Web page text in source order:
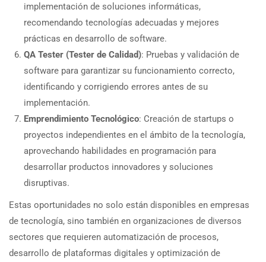
implementación de soluciones informáticas,
recomendando tecnologías adecuadas y mejores
prácticas en desarrollo de software.
QA Tester (Tester de Calidad): Pruebas y validación de
software para garantizar su funcionamiento correcto,
identificando y corrigiendo errores antes de su
implementación.
Emprendimiento Tecnológico: Creación de startups o
proyectos independientes en el ámbito de la tecnología,
aprovechando habilidades en programación para
desarrollar productos innovadores y soluciones
disruptivas.
Estas oportunidades no solo están disponibles en empresas
de tecnología, sino también en organizaciones de diversos
sectores que requieren automatización de procesos,
desarrollo de plataformas digitales y optimización de